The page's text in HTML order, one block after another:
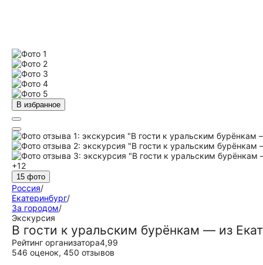
В избранное
+12
15 фото
Россия/
Екатеринбург/
За городом/
Экскурсия
В гости к уральским бурёнкам — из
Рейтинг организатора4,99
546 оценок, 450 отзывов